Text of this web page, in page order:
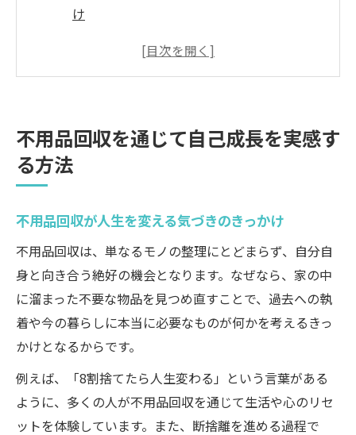
け
自己成長を促す不用品回収の実践ステップ
不用品回収を通じた暮らしの最適化と人生
設計
後悔しない不用品回収の判断基準とコツ
断捨離で失敗しないための不用品回収ポイ
ント
大切なものを残す不用品回収の選別テクニ
ック
不用品回収で後悔を防ぐ優先順位の決め方
断捨離と不用品回収で迷った時の対処法
慎重に進める不用品回収が心の整理を促す理由
不用品回収を通じて自己成長を実感す
る方法
不用品回収が人生を変える気づきのきっかけ
不用品回収は、単なるモノの整理にとどまらず、自分自
身と向き合う絶好の機会となります。なぜなら、家の中
に溜まった不要な物品を見つめ直すことで、過去への執
着や今の暮らしに本当に必要なものが何かを考えるきっ
かけとなるからです。
例えば、「8割捨てたら人生変わる」という言葉がある
ように、多くの人が不用品回収を通じて生活や心のリセ
ットを体験しています。また、断捨離を進める過程で